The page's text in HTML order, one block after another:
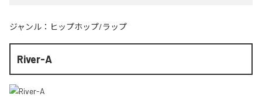
ジャンル： ヒップホップ/ラップ
River-A